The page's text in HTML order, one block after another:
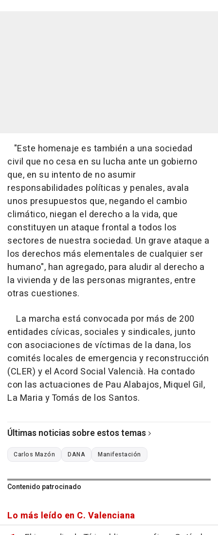
"Este homenaje es también a una sociedad
civil que no cesa en su lucha ante un gobierno
que, en su intento de no asumir
responsabilidades políticas y penales, avala
unos presupuestos que, negando el cambio
climático, niegan el derecho a la vida, que
constituyen un ataque frontal a todos los
sectores de nuestra sociedad. Un grave ataque a
los derechos más elementales de cualquier ser
humano", han agregado, para aludir al derecho a
la vivienda y de las personas migrantes, entre
otras cuestiones.
La marcha está convocada por más de 200
entidades cívicas, sociales y sindicales, junto
con asociaciones de víctimas de la dana, los
comités locales de emergencia y reconstrucción
(CLER) y el Acord Social Valencià. Ha contado
con las actuaciones de Pau Alabajos, Miquel Gil,
La Maria y Tomás de los Santos.
Últimas noticias sobre estos temas
Carlos Mazón DANA Manifestación
Contenido patrocinado
Lo más leído en C. Valenciana